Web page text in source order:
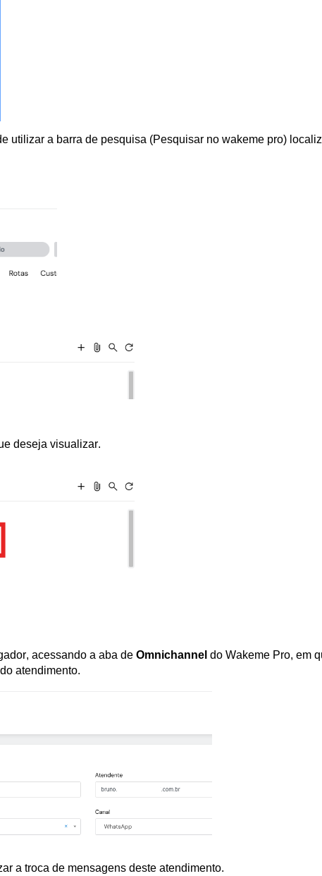
utilizar a barra de pesquisa (Pesquisar no wakeme pro)
deseja visualizar.
acessando a aba de Omnichannel do Wakeme Pro, em
atendimento.
a troca de mensagens deste atendimento.